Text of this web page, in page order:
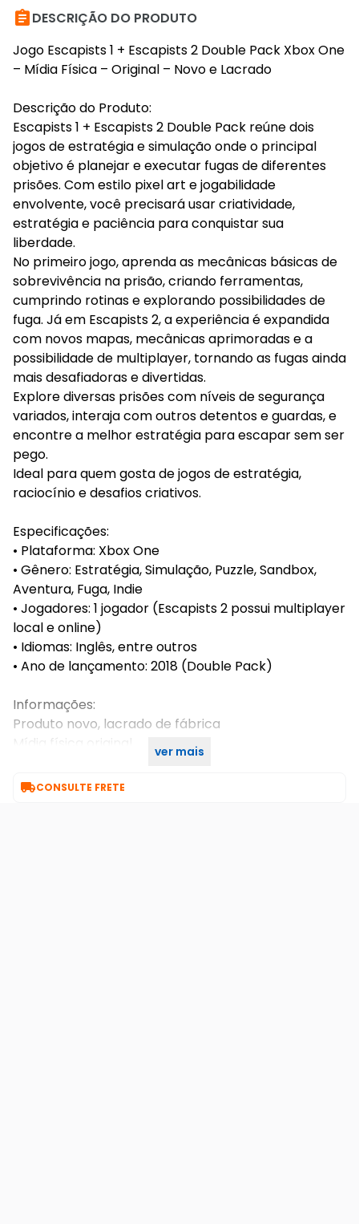
DESCRIÇÃO DO PRODUTO
Jogo Escapists 1 + Escapists 2 Double Pack Xbox One
– Mídia Física – Original – Novo e Lacrado
Descrição do Produto:
Escapists 1 + Escapists 2 Double Pack reúne dois
jogos de estratégia e simulação onde o principal
objetivo é planejar e executar fugas de diferentes
prisões. Com estilo pixel art e jogabilidade
envolvente, você precisará usar criatividade,
estratégia e paciência para conquistar sua
liberdade.
No primeiro jogo, aprenda as mecânicas básicas de
sobrevivência na prisão, criando ferramentas,
cumprindo rotinas e explorando possibilidades de
fuga. Já em Escapists 2, a experiência é expandida
com novos mapas, mecânicas aprimoradas e a
possibilidade de multiplayer, tornando as fugas ainda
mais desafiadoras e divertidas.
Explore diversas prisões com níveis de segurança
variados, interaja com outros detentos e guardas, e
encontre a melhor estratégia para escapar sem ser
pego.
Ideal para quem gosta de jogos de estratégia,
raciocínio e desafios criativos.
Especificações:
• Plataforma: Xbox One
• Gênero: Estratégia, Simulação, Puzzle, Sandbox,
Aventura, Fuga, Indie
• Jogadores: 1 jogador (Escapists 2 possui multiplayer
local e online)
• Idiomas: Inglês, entre outros
• Ano de lançamento: 2018 (Double Pack)
Informações:
Produto novo, lacrado de fábrica
Mídia física original
ver mais
CONSULTE FRETE